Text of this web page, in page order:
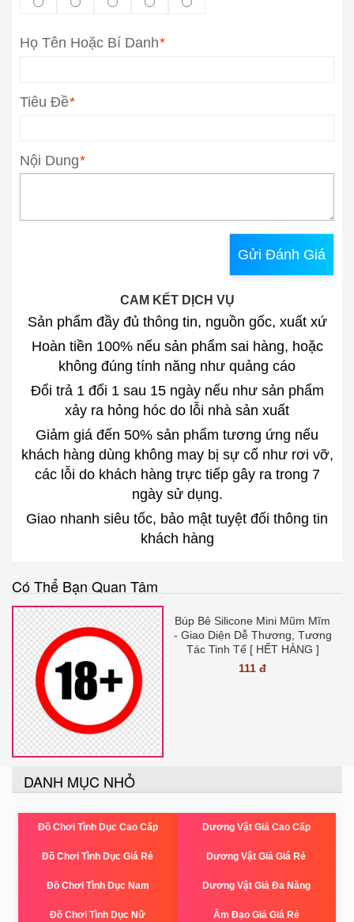
*
Họ Tên Hoặc Bí Danh
*
Tiêu Đề
*
Nội Dung
Gửi Đánh Giá
CAM KẾT DỊCH VỤ
Sản phẩm đầy đủ thông tin, nguồn gốc, xuất xứ
Hoàn tiền 100% nếu sản phẩm sai hàng, hoặc
không đúng tính năng như quảng cáo
Đổi trả 1 đổi 1 sau 15 ngày nếu như sản phẩm
xảy ra hỏng hóc do lỗi nhà sản xuất
Giảm giá đến 50% sản phẩm tương ứng nếu
khách hàng dùng không may bị sự cố như rơi vỡ,
các lỗi do khách hàng trực tiếp gây ra trong 7
ngày sử dụng.
Giao nhanh siêu tốc, bảo mật tuyệt đối thông tin
khách hàng
Có Thể Bạn Quan Tâm
Búp Bê Silicone Mini Mũm Mĩm
- Giao Diện Dễ Thương, Tương
Tác Tinh Tế [ HẾT HÀNG ]
111 đ
DANH MỤC NHỎ
Đồ Chơi Tình Dục Cao Cấp Dương Vật Giả Cao Cấp
Đồ Chơi Tình Dục Giá Rẻ Dương Vật Giả Giá Rẻ
Đồ Chơi Tình Dục Nam Dương Vật Giả Đa Năng
Đồ Chơi Tình Dục Nữ Âm Đạo Giả Giá Rẻ